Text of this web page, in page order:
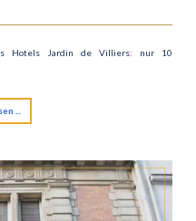
Hotels Jardin de Villiers: nur 10
...